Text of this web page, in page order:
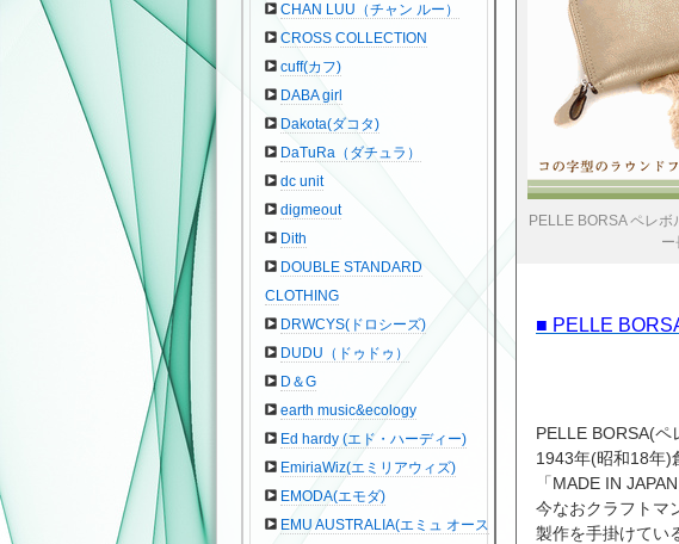
PELLE BORSA ペレ
ー
■ PELLE
PELLE BORSA(ペ
1943年(昭和18年)
「MADE IN
今なおクラフトマ
製作を手掛けてい
CHAN LUU（チャン ルー）
CROSS COLLECTION
cuff(カフ)
DABA girl
Dakota(ダコタ)
DaTuRa（ダチュラ）
dc unit
digmeout
Dith
DOUBLE STANDARD
CLOTHING
DRWCYS(ドロシーズ)
DUDU（ドゥドゥ）
D＆G
earth music&ecology
Ed hardy (エド・ハーディー)
EmiriaWiz(エミリアウィズ)
EMODA(エモダ)
EMU AUSTRALIA(エミュ オース